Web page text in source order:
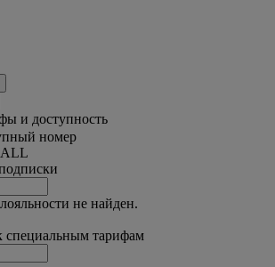
и доступность
номер
ALL
не найден.
специальным тарифам